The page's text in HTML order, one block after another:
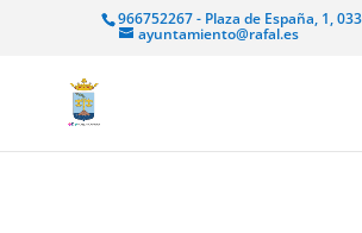
966752267 - Plaza de España, 1,
ayuntamiento@rafal.es